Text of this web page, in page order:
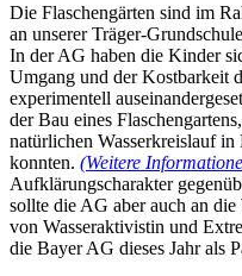
Die Flaschengärten sind im
an unserer Träger-
In der AG haben die Kinder
Umgang und der Kostbarkeit
experimentell
der Bau eines
natürlichen Wasserkreislauf
konnten. (Weitere
Aufklärungscharakter
sollte die AG aber auch an
von Wasseraktivistin und
die Bayer AG dieses Jahr als